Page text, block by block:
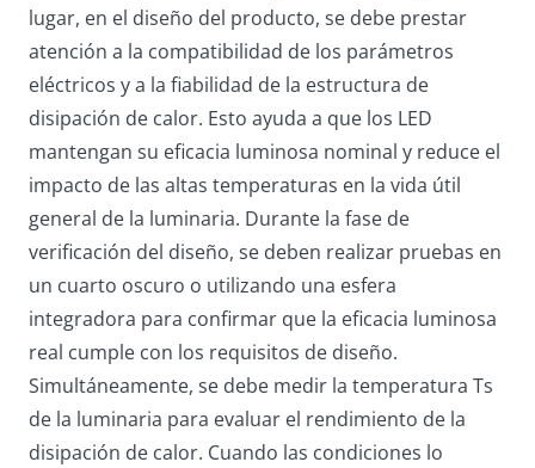
lugar, en el diseño del producto, se debe prestar
atención a la compatibilidad de los parámetros
eléctricos y a la fiabilidad de la estructura de
disipación de calor. Esto ayuda a que los LED
mantengan su eficacia luminosa nominal y reduce el
impacto de las altas temperaturas en la vida útil
general de la luminaria. Durante la fase de
verificación del diseño, se deben realizar pruebas en
un cuarto oscuro o utilizando una esfera
integradora para confirmar que la eficacia luminosa
real cumple con los requisitos de diseño.
Simultáneamente, se debe medir la temperatura Ts
de la luminaria para evaluar el rendimiento de la
disipación de calor. Cuando las condiciones lo